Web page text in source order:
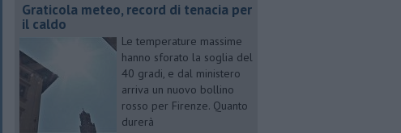
Graticola meteo, record di tenacia per
il caldo
Le temperature massime
hanno sforato la soglia del
40 gradi, e dal ministero
arriva un nuovo bollino
rosso per Firenze. Quanto
durerà